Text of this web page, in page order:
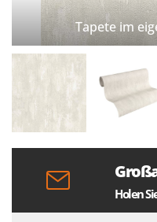
Tapete im
Holen